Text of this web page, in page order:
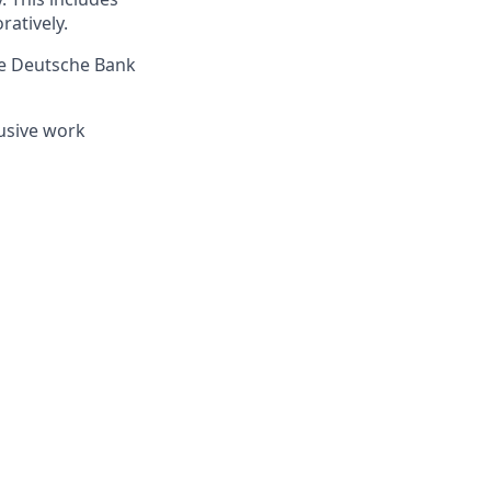
Deutsche Bank
work